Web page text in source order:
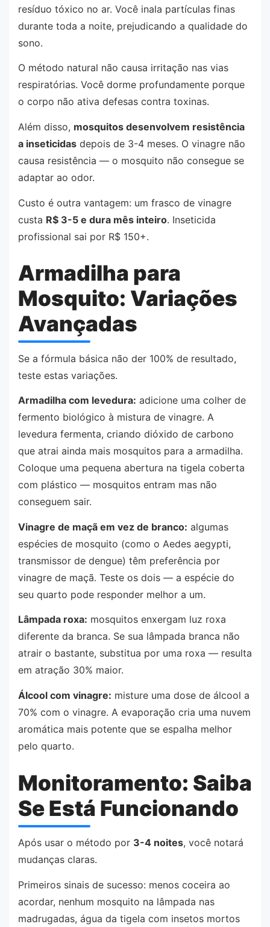
resíduo tóxico no ar. Você inala partículas finas
durante toda a noite, prejudicando a qualidade do
sono.
O método natural não causa irritação nas vias
respiratórias. Você dorme profundamente porque
o corpo não ativa defesas contra toxinas.
Além disso, mosquitos desenvolvem resistência
a inseticidas depois de 3-4 meses. O vinagre não
causa resistência — o mosquito não consegue se
adaptar ao odor.
Custo é outra vantagem: um frasco de vinagre
custa R$ 3-5 e dura mês inteiro. Inseticida
profissional sai por R$ 150+.
Armadilha para
Mosquito: Variações
Avançadas
Se a fórmula básica não der 100% de resultado,
teste estas variações.
Armadilha com levedura: adicione uma colher de
fermento biológico à mistura de vinagre. A
levedura fermenta, criando dióxido de carbono
que atrai ainda mais mosquitos para a armadilha.
Coloque uma pequena abertura na tigela coberta
com plástico — mosquitos entram mas não
conseguem sair.
Vinagre de maçã em vez de branco: algumas
espécies de mosquito (como o Aedes aegypti,
transmissor de dengue) têm preferência por
vinagre de maçã. Teste os dois — a espécie do
seu quarto pode responder melhor a um.
Lâmpada roxa: mosquitos enxergam luz roxa
diferente da branca. Se sua lâmpada branca não
atrair o bastante, substitua por uma roxa — resulta
em atração 30% maior.
Álcool com vinagre: misture uma dose de álcool a
70% com o vinagre. A evaporação cria uma nuvem
aromática mais potente que se espalha melhor
pelo quarto.
Monitoramento: Saiba
Se Está Funcionando
Após usar o método por 3-4 noites, você notará
mudanças claras.
Primeiros sinais de sucesso: menos coceira ao
acordar, nenhum mosquito na lâmpada nas
madrugadas, água da tigela com insetos mortos